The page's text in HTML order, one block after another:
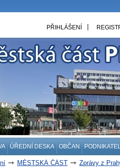
ÚŘEDNÍ DESKA OBČAN PODNIKATEL
PŘIHLÁŠENÍ
MĚSTSKÁ ČÁST Zprávy z